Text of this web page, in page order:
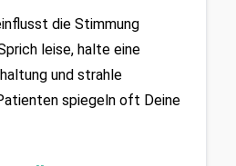
die Stimmung
leise, halte eine
und strahle
spiegeln oft Deine